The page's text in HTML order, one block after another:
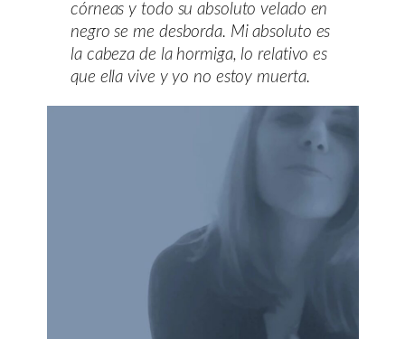
córneas y todo su absoluto velado en
negro se me desborda. Mi absoluto es
la cabeza de la hormiga, lo relativo es
que ella vive y yo no estoy muerta.